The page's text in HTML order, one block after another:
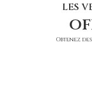
LES
Obtenez